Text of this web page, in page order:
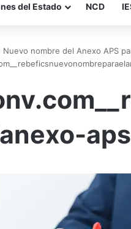
del Estado NCD
Nuevo nombre del Anexo APS